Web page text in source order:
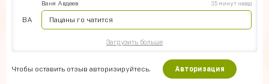
ВА
Ваня Авдеев 35 минут назад
Пацаны го чатится
Загрузить больше
Чтобы оставить отзыв авторизируйтесь. Авторизация